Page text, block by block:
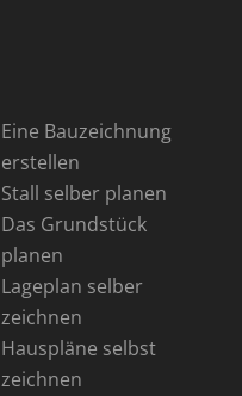
Eine Bauzeichnung
erstellen
Stall selber planen
Das Grundstück
planen
Lageplan selber
zeichnen
Hauspläne selbst
zeichnen